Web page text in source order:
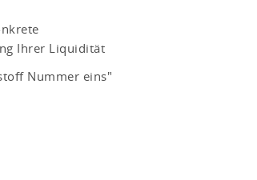
Ihrer Liquidität
Nummer eins"